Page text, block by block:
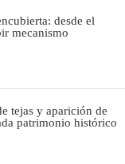
desde el
mecanismo
tejas y aparición de
patrimonio histórico